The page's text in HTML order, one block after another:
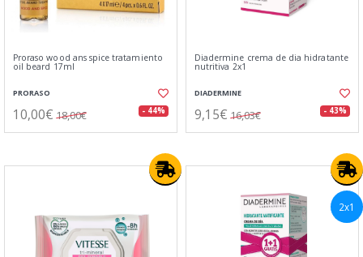
Proraso wood ans spice tratamiento
oil beard 17ml
PRORASO
10,00€ 18,00€ - 44%
Diadermine crema de dia hidratante
nutritiva 2x1
DIADERMINE
9,15€ 16,03€ - 43%
2x1